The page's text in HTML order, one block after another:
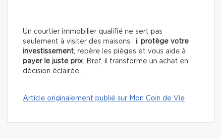
Un courtier immobilier qualifié ne sert pas
seulement à visiter des maisons : il protège votre
investissement, repère les pièges et vous aide à
payer le juste prix. Bref, il transforme un achat en
décision éclairée.
Article originalement publié sur Mon Coin de Vie